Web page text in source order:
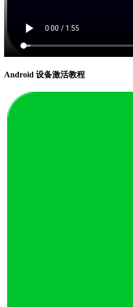
Android 设备激活教程